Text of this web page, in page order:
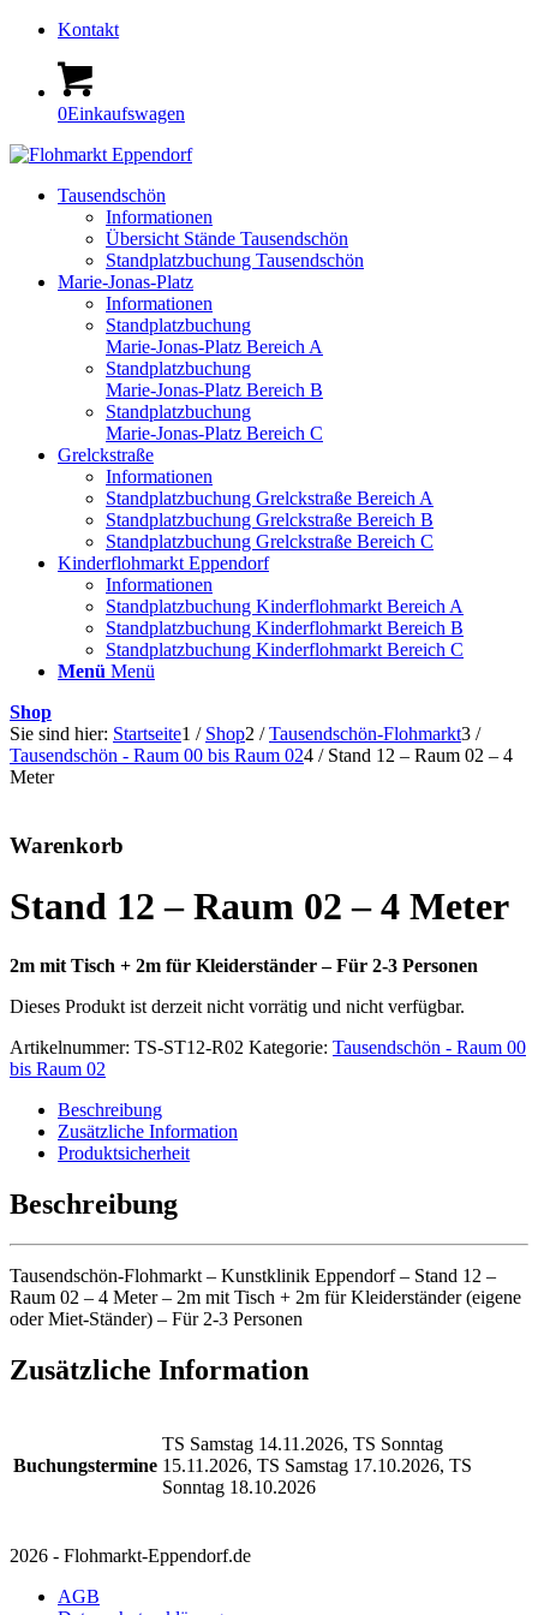
Kontakt
0Einkaufswagen
Tausendschön
Informationen
Übersicht Stände Tausendschön
Standplatzbuchung Tausendschön
Marie-Jonas-Platz
Informationen
Standplatzbuchung
Marie-Jonas-Platz Bereich A
Standplatzbuchung
Marie-Jonas-Platz Bereich B
Standplatzbuchung
Marie-Jonas-Platz Bereich C
Grelckstraße
Informationen
Standplatzbuchung Grelckstraße Bereich A
Standplatzbuchung Grelckstraße Bereich B
Standplatzbuchung Grelckstraße Bereich C
Kinderflohmarkt Eppendorf
Informationen
Standplatzbuchung Kinderflohmarkt Bereich A
Standplatzbuchung Kinderflohmarkt Bereich B
Standplatzbuchung Kinderflohmarkt Bereich C
Menü Menü
Shop
Sie sind hier: Startseite1 / Shop2 / Tausendschön-Flohmarkt3 /
Tausendschön - Raum 00 bis Raum 024 / Stand 12 – Raum 02 – 4
Meter
Warenkorb
Stand 12 – Raum 02 – 4 Meter
2m mit Tisch + 2m für Kleiderständer – Für 2-3 Personen
Dieses Produkt ist derzeit nicht vorrätig und nicht verfügbar.
Artikelnummer: TS-ST12-R02 Kategorie: Tausendschön - Raum 00
bis Raum 02
Beschreibung
Zusätzliche Information
Produktsicherheit
Beschreibung
Tausendschön-Flohmarkt – Kunstklinik Eppendorf – Stand 12 –
Raum 02 – 4 Meter – 2m mit Tisch + 2m für Kleiderständer (eigene
oder Miet-Ständer) – Für 2-3 Personen
Zusätzliche Information
Buchungstermine
TS Samstag 14.11.2026, TS Sonntag
15.11.2026, TS Samstag 17.10.2026, TS
Sonntag 18.10.2026
2026 - Flohmarkt-Eppendorf.de
AGB